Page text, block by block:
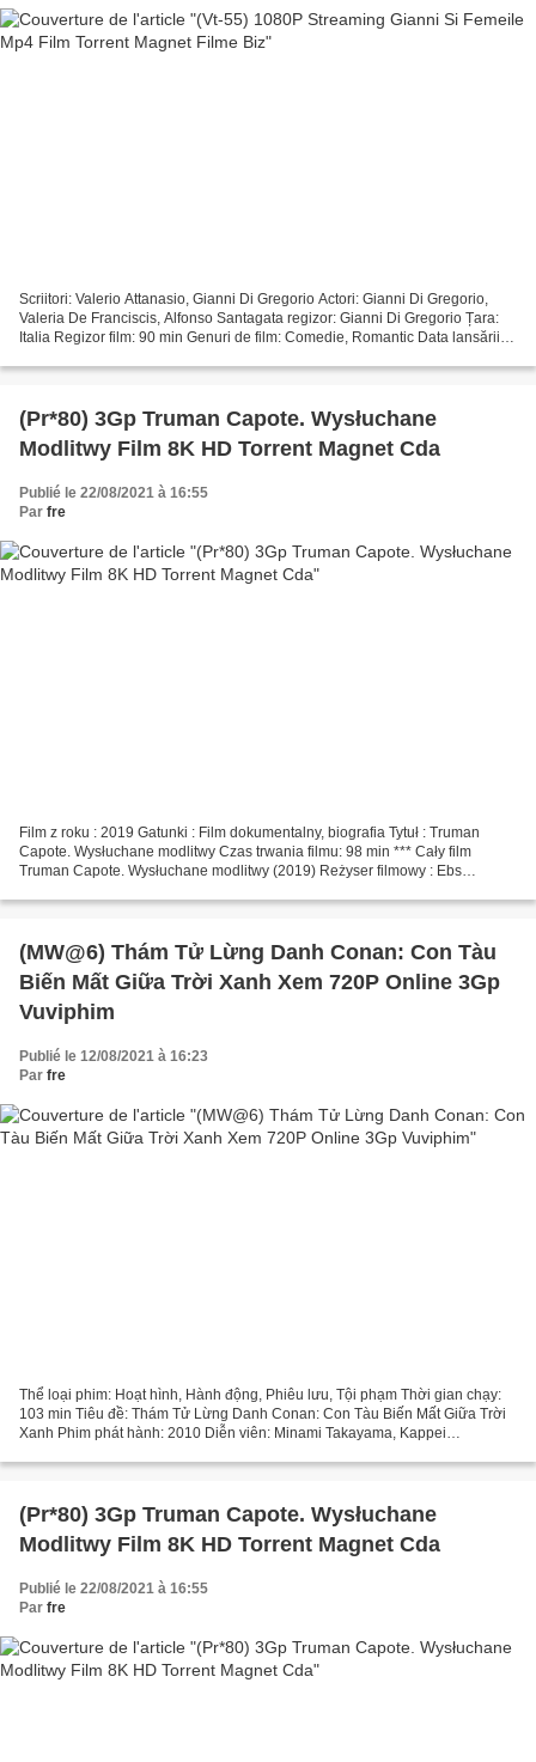
Scriitori: Valerio Attanasio, Gianni Di Gregorio Actori: Gianni Di Gregorio,
Valeria De Franciscis, Alfonso Santagata regizor: Gianni Di Gregorio Țara:
Italia Regizor film: 90 min Genuri de film: Comedie, Romantic Data lansării
(Pr*80) 3Gp Truman Capote. Wysłuchane
Modlitwy Film 8K HD Torrent Magnet Cda
Publié le 22/08/2021 à 16:55
Par fre
Film z roku : 2019 Gatunki : Film dokumentalny, biografia Tytuł : Truman
Capote. Wysłuchane modlitwy Czas trwania filmu: 98 min *** Cały film
Truman Capote. Wysłuchane modlitwy (2019) Reżyser filmowy : Ebs
(MW@6) Thám Tử Lừng Danh Conan: Con Tàu
Biến Mất Giữa Trời Xanh Xem 720P Online 3Gp
Vuviphim
Publié le 12/08/2021 à 16:23
Par fre
Thể loại phim: Hoạt hình, Hành động, Phiêu lưu, Tội phạm Thời gian chạy:
103 min Tiêu đề: Thám Tử Lừng Danh Conan: Con Tàu Biến Mất Giữa Trời
Xanh Phim phát hành: 2010 Diễn viên: Minami Takayama, Kappei
(Pr*80) 3Gp Truman Capote. Wysłuchane
Modlitwy Film 8K HD Torrent Magnet Cda
Publié le 22/08/2021 à 16:55
Par fre